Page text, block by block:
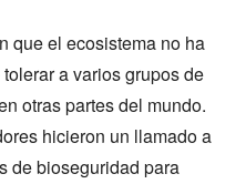
que el ecosistema no ha
a varios grupos de
otras partes del mundo.
hicieron un llamado a
de bioseguridad para